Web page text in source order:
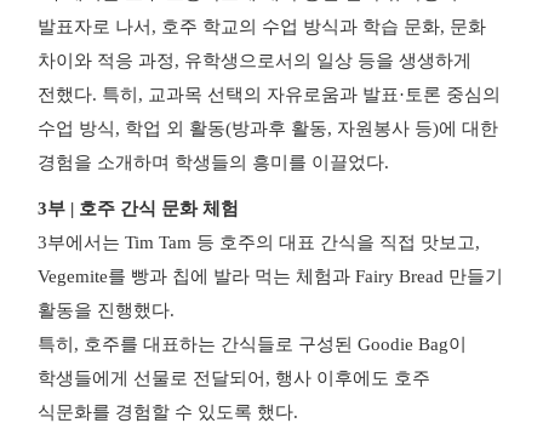
발표자로 나서, 호주 학교의 수업 방식과 학습 문화, 문화
차이와 적응 과정, 유학생으로서의 일상 등을 생생하게
전했다. 특히, 교과목 선택의 자유로움과 발표·토론 중심의
수업 방식, 학업 외 활동(방과후 활동, 자원봉사 등)에 대한
경험을 소개하며 학생들의 흥미를 이끌었다.
3부 | 호주 간식 문화 체험
3부에서는 Tim Tam 등 호주의 대표 간식을 직접 맛보고,
Vegemite를 빵과 칩에 발라 먹는 체험과 Fairy Bread 만들기
활동을 진행했다.
특히, 호주를 대표하는 간식들로 구성된 Goodie Bag이
학생들에게 선물로 전달되어, 행사 이후에도 호주
식문화를 경험할 수 있도록 했다.